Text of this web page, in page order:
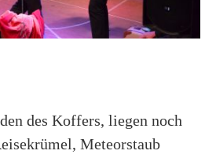
des Koffers, liegen noch
Meteorstaub